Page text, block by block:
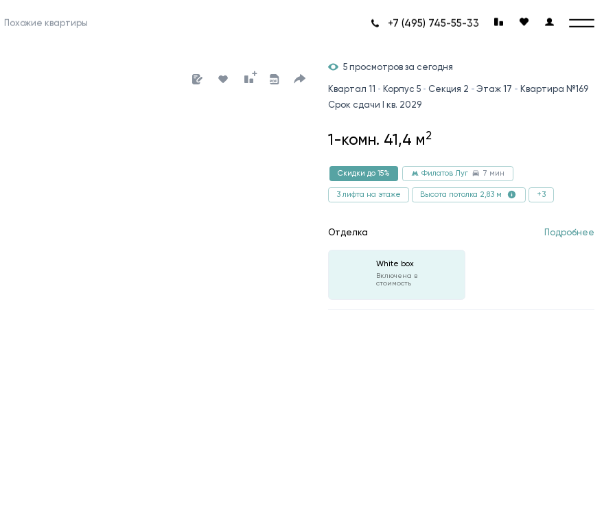
Похожие квартиры +7 (495) 745-55-33
5 просмотров за сегодня
Квартал 11 Корпус 5 Секция 2 Этаж 17
Квартира №169
Срок сдачи I кв. 2029
1-комн. 41,4 м2
Скидки до 15% Филатов Луг 7 мин
3 лифта на этаже Высота потолка 2,83 м +3
Отделка Подробнее
White box
Включена в
стоимость